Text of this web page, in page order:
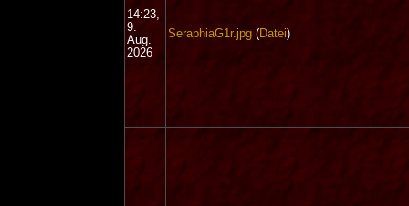
14:23,
9.
Aug.
2026
SeraphiaG1r.jpg(Datei)